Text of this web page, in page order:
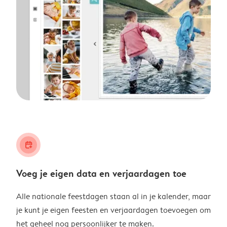
calendar_plus
Voeg je eigen data en verjaardagen toe
Alle nationale feestdagen staan al in je kalender, maar
je kunt je eigen feesten en verjaardagen toevoegen om
het geheel nog persoonlijker te maken.